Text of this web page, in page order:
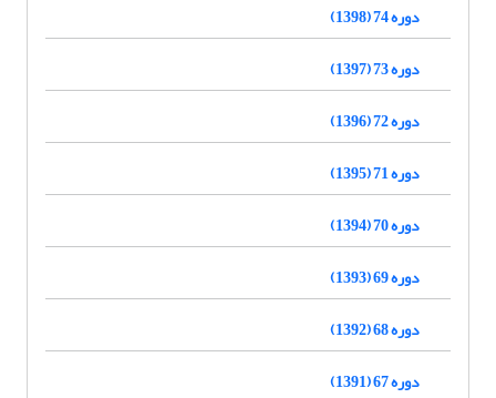
دوره 74 (1398)
دوره 73 (1397)
دوره 72 (1396)
دوره 71 (1395)
دوره 70 (1394)
دوره 69 (1393)
دوره 68 (1392)
دوره 67 (1391)